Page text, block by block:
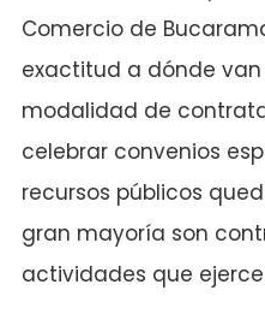
Comercio de
exactitud a dónde van
modalidad de
celebrar convenios
recursos públicos
gran mayoría son
actividades que